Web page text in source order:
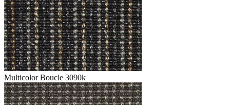
Multicolor Boucle 3090k